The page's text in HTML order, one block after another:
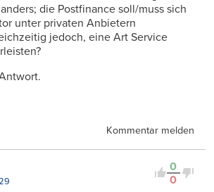
die Postfinance soll/muss sich
unter privaten Anbietern
jedoch, eine Art Service
Kommentar melden
0
0